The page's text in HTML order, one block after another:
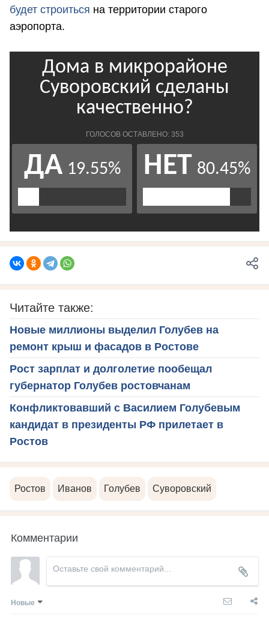
будет строиться на территории старого
аэропорта.
Читайте также:
Новые миллионы выделил Голубев на
ремонт крыш и фасадов в Ростове
Рост зарплат и долголетие пообещал
губернатор Голубев ростовчанам
Конфликтовавший с Василием Голубевым
кандидат в президенты РФ прилетает в
Ростов
Ростов Иванов Голубев Суворовский
Комментарии
Новые